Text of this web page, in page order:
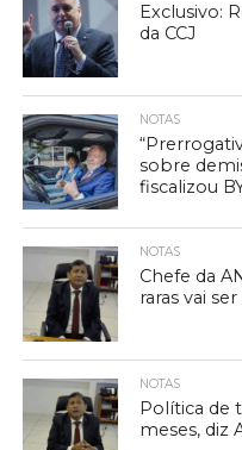
Exclusivo:
da CCJ
NOTAS
sobre
fiscalizou
NOTAS
Chefe da
raras vai
NOTAS
Política de
meses, diz